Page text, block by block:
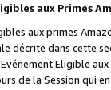
aux Primes
aux primes
décrite dans cette
Eligible
de la Session qui